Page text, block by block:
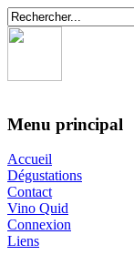
Menu principal
Accueil
Dégustations
Contact
Vino Quid
Connexion
Liens